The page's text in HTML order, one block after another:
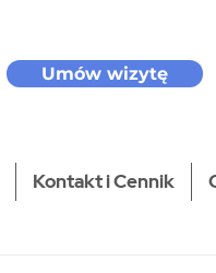
Umów wizytę
Kontakt i Cennik